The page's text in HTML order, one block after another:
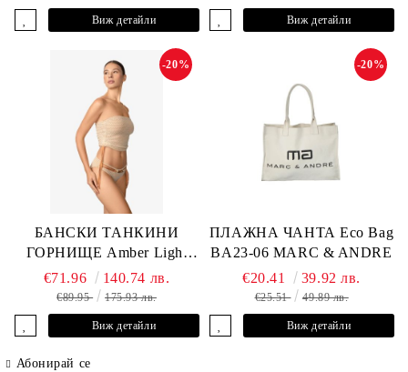
Виж детайли Виж детайли
БАНСКИ ТАНКИНИ
ГОРНИЩЕ Amber Light
L2605-Y-803 MARC &
ANDRE
-20%
€71.96 140.74 лв.
€89.95 175.93 лв.
Виж детайли
ПЛАЖНА ЧАНТА Eco Bag
BA23-06 MARC & ANDRE
-20%
€20.41 39.92 лв.
€25.51 49.89 лв.
Виж детайли
Абонирай се